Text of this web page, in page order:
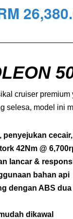
26,380
cruiser
selesa, model ini
penyejukan cecair,
42Nm @
lancar &
bahan api
dengan ABS
dikawal